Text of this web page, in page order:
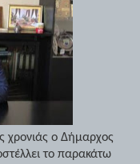
χρονιάς ο Δήμαρχος
το παρακάτω